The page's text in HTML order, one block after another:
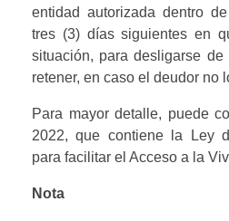
entidad autorizada dentro
tres (3) días siguientes en
situación, para desligarse
retener, en caso el deudor no
Para mayor detalle, puede
2022, que contiene la Ley
para facilitar el Acceso a la
Nota